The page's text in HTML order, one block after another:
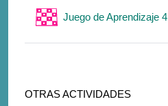
Juego de Aprendizaje
OTRAS ACTIVIDADES